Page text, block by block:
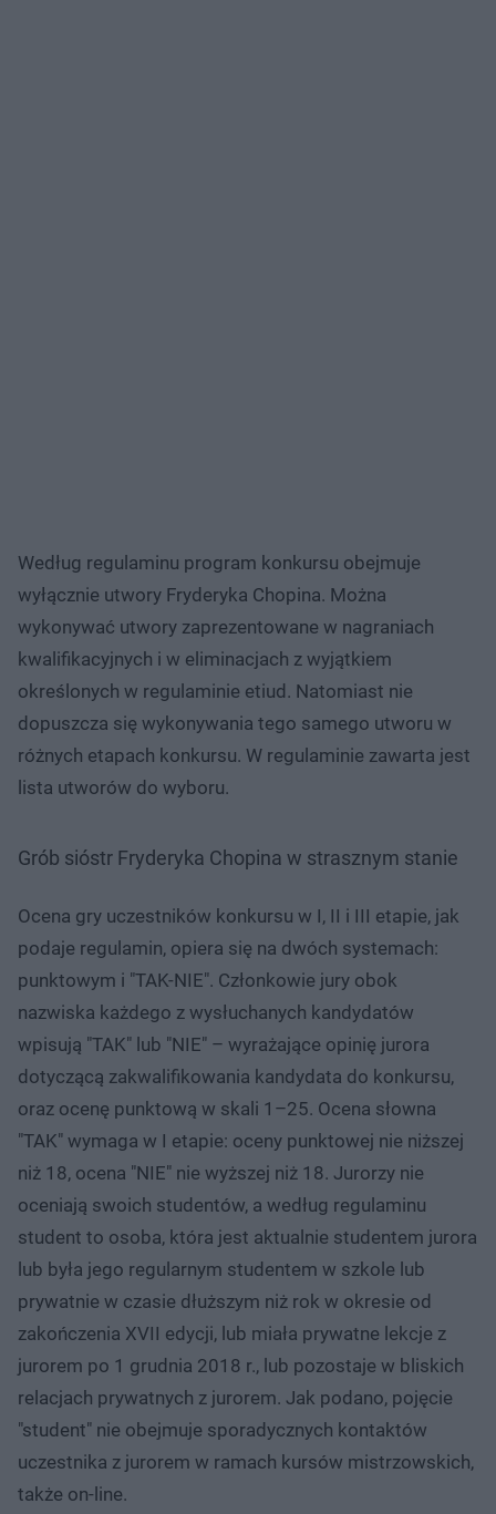
Według regulaminu program konkursu obejmuje
wyłącznie utwory Fryderyka Chopina. Można
wykonywać utwory zaprezentowane w nagraniach
kwalifikacyjnych i w eliminacjach z wyjątkiem
określonych w regulaminie etiud. Natomiast nie
dopuszcza się wykonywania tego samego utworu w
różnych etapach konkursu. W regulaminie zawarta jest
lista utworów do wyboru.
Grób sióstr Fryderyka Chopina w strasznym stanie
Ocena gry uczestników konkursu w I, II i III etapie, jak
podaje regulamin, opiera się na dwóch systemach:
punktowym i "TAK-NIE". Członkowie jury obok
nazwiska każdego z wysłuchanych kandydatów
wpisują "TAK" lub "NIE" – wyrażające opinię jurora
dotyczącą zakwalifikowania kandydata do konkursu,
oraz ocenę punktową w skali 1–25. Ocena słowna
"TAK" wymaga w I etapie: oceny punktowej nie niższej
niż 18, ocena "NIE" nie wyższej niż 18. Jurorzy nie
oceniają swoich studentów, a według regulaminu
student to osoba, która jest aktualnie studentem jurora
lub była jego regularnym studentem w szkole lub
prywatnie w czasie dłuższym niż rok w okresie od
zakończenia XVII edycji, lub miała prywatne lekcje z
jurorem po 1 grudnia 2018 r., lub pozostaje w bliskich
relacjach prywatnych z jurorem. Jak podano, pojęcie
"student" nie obejmuje sporadycznych kontaktów
uczestnika z jurorem w ramach kursów mistrzowskich,
także on-line.